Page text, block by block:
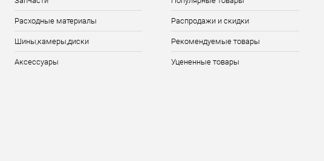
Расходные материалы
Шины,камеры,диски
Аксессуары
Распродажи и скидки
Рекомендуемые товары
Уцененные товары